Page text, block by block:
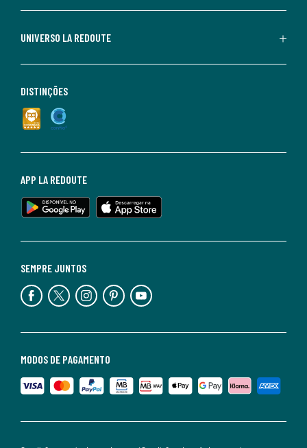
UNIVERSO LA REDOUTE
MODOS DE PAGAMENTO
SEMPRE JUNTOS
APP LA REDOUTE
DISTINÇÕES